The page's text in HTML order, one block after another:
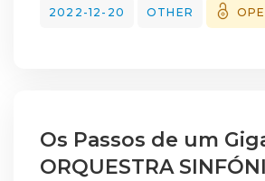
concerto foi preenchido com
Beethoven e Brahms. O
permite aos alunos da ANSO
de uma experiência regular de
2022-12-20 OTHER
Os Passos de um
ORQUESTRA